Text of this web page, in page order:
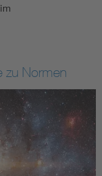
zu Normen